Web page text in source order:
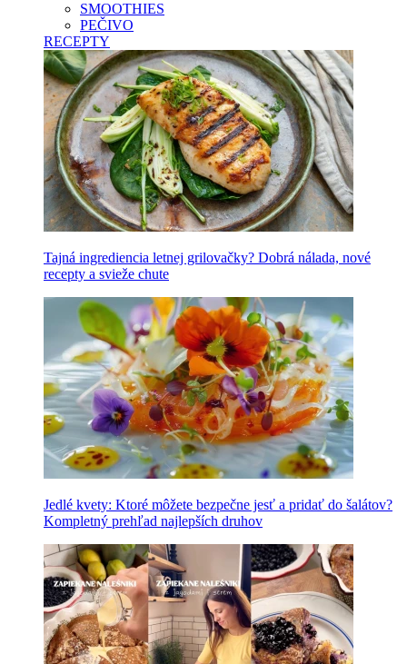
SMOOTHIES
PEČIVO
RECEPTY
Tajná ingrediencia letnej grilovačky? Dobrá nálada, nové
recepty a svieže chute
Jedlé kvety: Ktoré môžete bezpečne jesť a pridať do šalátov?
Kompletný prehľad najlepších druhov